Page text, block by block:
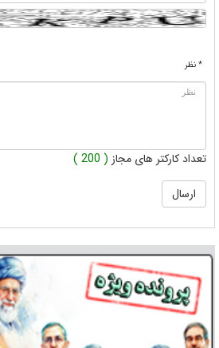
* نظر
تعداد کارکتر های مجاز ( 200 )